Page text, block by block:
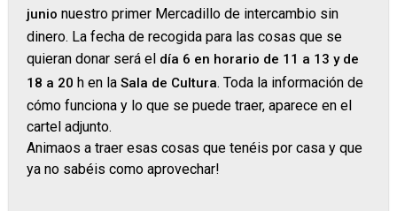
junio nuestro primer Mercadillo de intercambio sin
dinero. La fecha de recogida para las cosas que se
quieran donar será el día 6 en horario de 11 a 13 y de
18 a 20 h en la Sala de Cultura. Toda la información de
cómo funciona y lo que se puede traer, aparece en el
cartel adjunto.
Animaos a traer esas cosas que tenéis por casa y que
ya no sabéis como aprovechar!